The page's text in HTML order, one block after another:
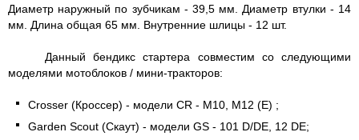
Диаметр наружный по зубчикам - 39,5 мм. Диаметр втулки - 14
мм. Длина общая 65 мм. Внутренние шлицы - 12 шт.
Данный бендикс стартера совместим со следующими
моделями мотоблоков / мини-тракторов:
Crosser (Кроссер) - модели CR - M10, М12 (E) ;
Garden Scout (Скаут) - модели GS - 101 D/DE, 12 DE;